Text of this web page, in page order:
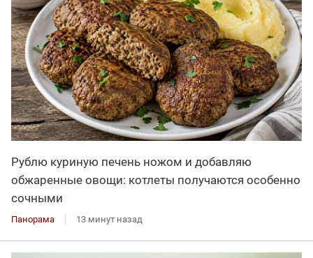
Рублю куриную печень ножом и добавляю
обжаренные овощи: котлеты получаются особенно
сочными
Панорама 13 минут назад